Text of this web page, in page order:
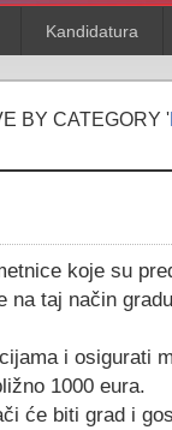
Kandidatura
BY CATEGORY '
koje su
na taj način
i osigurati
1000 eura.
će biti grad i